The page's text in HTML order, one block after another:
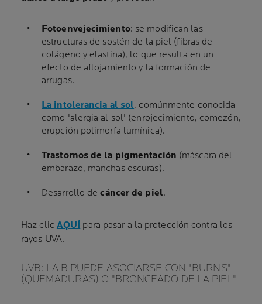
Fotoenvejecimiento: se modifican las
estructuras de sostén de la piel (fibras de
colágeno y elastina), lo que resulta en un
efecto de aflojamiento y la formación de
arrugas.
La intolerancia al sol, comúnmente conocida
como 'alergia al sol' (enrojecimiento, comezón,
erupción polimorfa lumínica).
Trastornos de la pigmentación (máscara del
embarazo, manchas oscuras).
Desarrollo decáncer de piel.
Haz clic AQUÍ para pasar a la protección contra los
rayos UVA.
UVB: LA B PUEDE ASOCIARSE CON "BURNS"
(QUEMADURAS) O "BRONCEADO DE LA PIEL"